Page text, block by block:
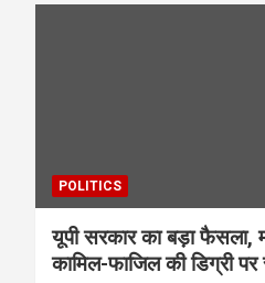
POLITICS
यूपी सरकार का बड़ा फैसला,
कामिल-फाजिल की डिग्री पर